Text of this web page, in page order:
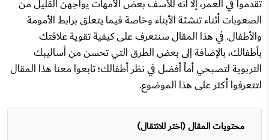
تقدموا في العمر، إلا أنه للأسف بعض الأمهات يواجهن القليل من
الصعوبات أثناء تنشئة الأبناء وخاصة فيما يتعلق برابط الأمومة
والأطفال. في هذا المقال سنتعرف على كيفية تقوية علاقتك
بأطفالك، بالإضافة إلى بعض الطرق التي تحسن من أساليبك
التربوية لتصبحي أماً أفضل في نظر أطفالك؛ تابعوا معنا هذا المقال
لتتعرفوا أكثر على هذا الموضوع.
محتويات المقال (اختر للانتقال)